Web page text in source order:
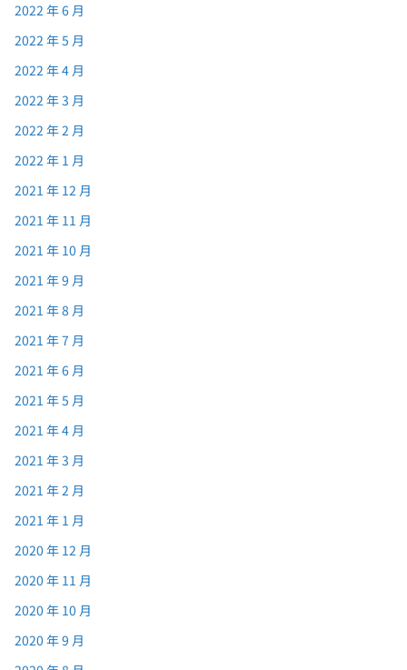
2022 年 6 月
2022 年 5 月
2022 年 4 月
2022 年 3 月
2022 年 2 月
2022 年 1 月
2021 年 12 月
2021 年 11 月
2021 年 10 月
2021 年 9 月
2021 年 8 月
2021 年 7 月
2021 年 6 月
2021 年 5 月
2021 年 4 月
2021 年 3 月
2021 年 2 月
2021 年 1 月
2020 年 12 月
2020 年 11 月
2020 年 10 月
2020 年 9 月